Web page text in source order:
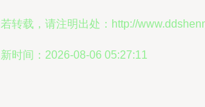
转载，请注明出处：http://
时间：2026-08-06 05:27:11